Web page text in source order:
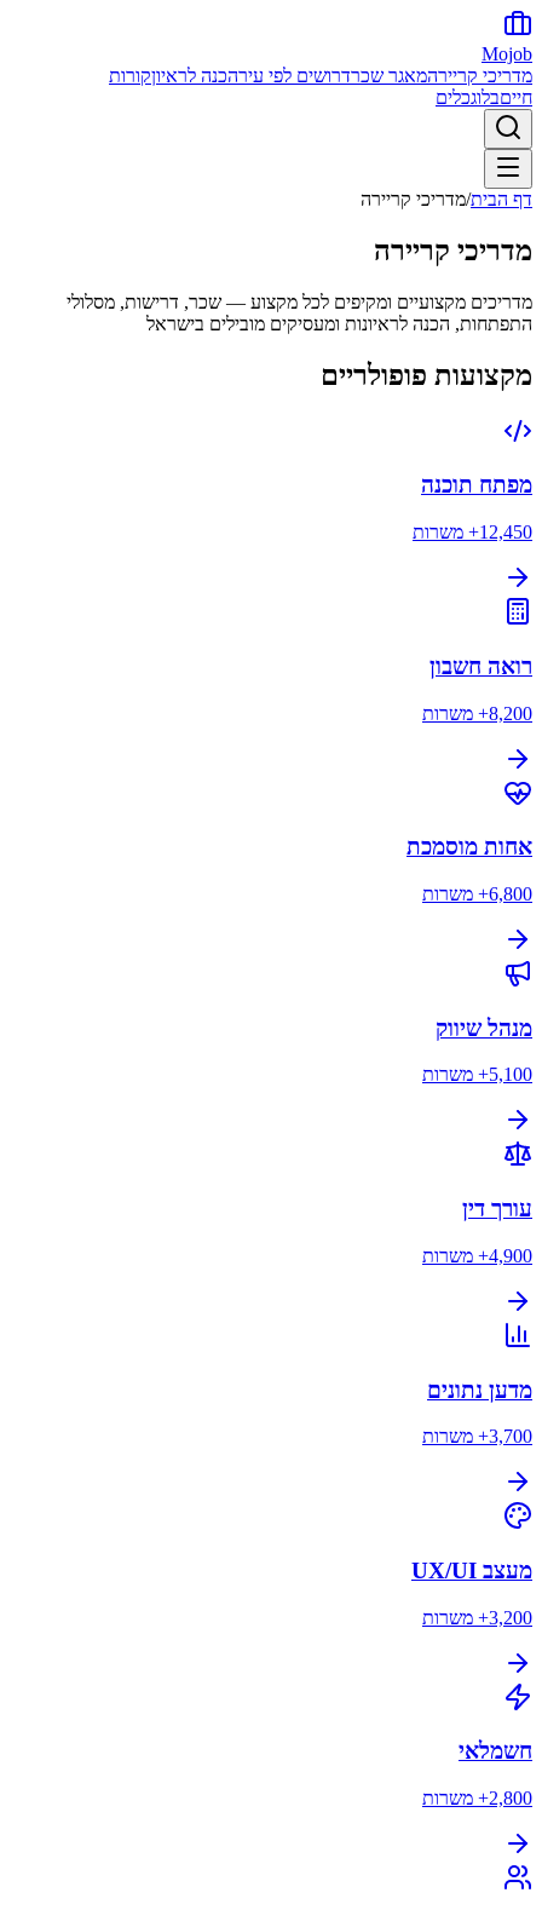
Mojob
מדריכי קריירהמאגר שכרדרושים לפי עירהכנה לראיוןקורות
חייםבלוגכלים
דף הבית/מדריכי קריירה
מדריכי קריירה
מדריכים מקצועיים ומקיפים לכל מקצוע — שכר, דרישות, מסלולי
התפתחות, הכנה לראיונות ומעסיקים מובילים בישראל
מקצועות פופולריים
מפתח תוכנה
12,450+ משרות
רואה חשבון
8,200+ משרות
אחות מוסמכת
6,800+ משרות
מנהל שיווק
5,100+ משרות
עורך דין
4,900+ משרות
מדען נתונים
3,700+ משרות
מעצב UX/UI
3,200+ משרות
חשמלאי
2,800+ משרות